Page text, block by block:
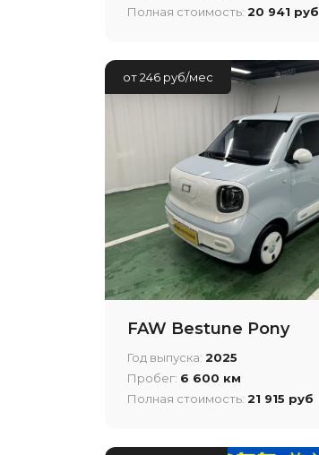
Полная стоимость: 20 941 руб
от 246 руб/мес
FAW Bestune Pony
Год выпуска: 2025
Пробег: 6 600 км
Полная стоимость: 21 915 руб